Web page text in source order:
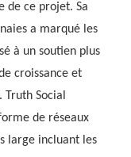
de ce projet. Sa
a marqué les
à un soutien plus
croissance et
Truth Social
de réseaux
large incluant les